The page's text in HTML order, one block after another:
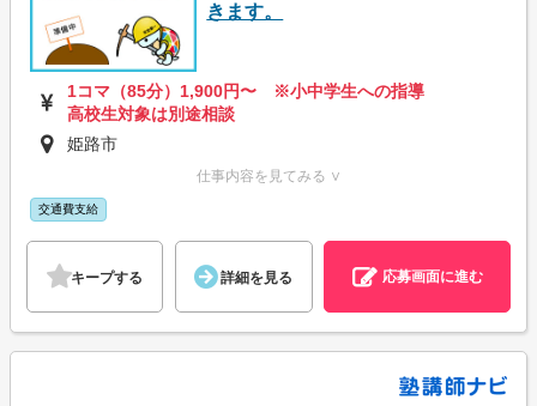
きます。
1コマ（85分）1,900円〜 ※小中学生への指導
高校生対象は別途相談
姫路市
仕事内容を見てみる ∨
交通費支給
キープする 詳細を見る 応募画面に進む